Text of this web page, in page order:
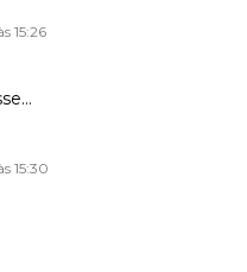
15:26
15:30